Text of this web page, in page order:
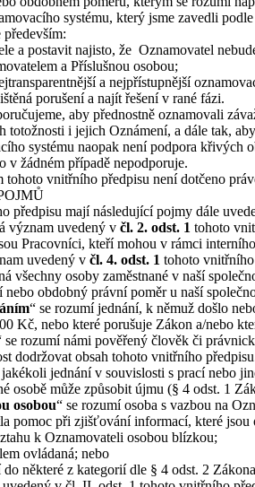
systému, který jsme zavedli
a postavit najisto, že Oznamovatel
a Příslušnou osobou;
a nejpřístupnější
porušení a najít řešení v rané fázi.
aby přednostně oznamovali
totožnosti i jejich Oznámení, a dále tak,
systému naopak není podpora
v žádném případě nepodporuje.
vnitřního předpisu není dotčeno
předpisu mají následující pojmy dále
význam uvedený v čl. 2. odst. 1 tohoto
Pracovníci, kteří mohou v rámci
uvedený v čl. 4. odst. 1 tohoto
všechny osoby zaměstnané v naší
obdobný právní poměr u naší
“ se rozumí jednání, k němuž došlo
Kč, nebo které porušuje Zákon a/nebo
se rozumí námi pověřený člověk či
dodržovat obsah tohoto vnitřního
jednání v souvislosti s prací nebo
osobě může způsobit újmu (§ 4 odst. 1
osobou“ se rozumí osoba s vazbou na
pomoc při zjišťování informací, které jsou
k Oznamovateli osobou blízkou;
ovládaná; nebo
některé z kategorií dle § 4 odst. 2